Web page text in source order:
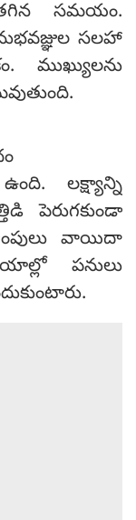
తగిన సమయం.
సలహా
ముఖ్యులను
లక్ష్యాన్ని
పెరుగకుండా
వాయిదా
పనులు